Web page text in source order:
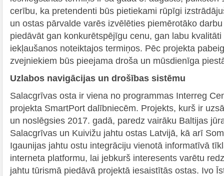
cerību, ka pretendenti būs pietiekami rūpīgi
un ostas pārvalde varēs izvēlēties piemērotāko
piedāvāt gan konkurētspējīgu cenu, gan labu
iekļaušanos noteiktajos termiņos. Pēc projekta
zvejniekiem būs pieejama droša un mūsdienīga
Uzlabos navigācijas un drošības sistēmu
Salacgrīvas osta ir viena no programmas Interreg
projekta SmartPort dalībniecēm. Projekts, kurš ir
un noslēgsies 2017. gadā, paredz vairāku Baltijas
Salacgrīvas un Kuivižu jahtu ostas Latvijā, kā arī
Igaunijas jahtu ostu integrāciju vienotā informatīvā
interneta platformu, lai jebkurš interesents varētu
jahtu tūrismā piedāvā projektā iesaistītās ostas. Ivo